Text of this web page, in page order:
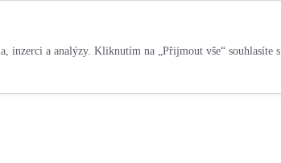
inzerci a analýzy. Kliknutím na „Přijmout vše“ souhlasíte s